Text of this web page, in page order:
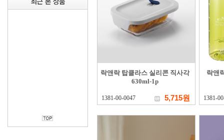
락앤락 탑클라스 실리콘 직사각
630ml-1p
1381-00-0047 5,715원
락앤
1381-